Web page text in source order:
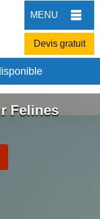
MENU
Devis gratuit
Felines